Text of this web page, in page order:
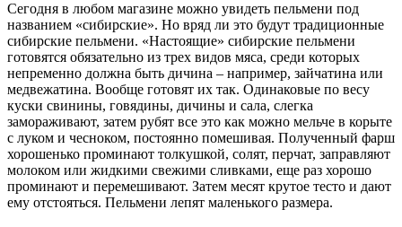
Сегодня в любом магазине можно увидеть пельмени под
названием «сибирские». Но вряд ли это будут традиционные
сибирские пельмени. «Настоящие» сибирские пельмени
готовятся обязательно из трех видов мяса, среди которых
непременно должна быть дичина – например, зайчатина или
медвежатина. Вообще готовят их так. Одинаковые по весу
куски свинины, говядины, дичины и сала, слегка
замораживают, затем рубят все это как можно мельче в корыте
с луком и чесноком, постоянно помешивая. Полученный фарш
хорошенько проминают толкушкой, солят, перчат, заправляют
молоком или жидкими свежими сливками, еще раз хорошо
проминают и перемешивают. Затем месят крутое тесто и дают
ему отстояться. Пельмени лепят маленького размера.